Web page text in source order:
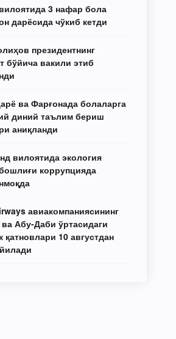
3 нафар бола
дарёсида чўкиб кетди
президентнинг
бўйича вакили этиб
ва Фарғонада болаларга
диний таълим бериш
аниқланди
вилоятида экология
коррупцияда
авиакомпаниясининг
Абу-Даби ўртасидаги
қатновлари 10 августдан